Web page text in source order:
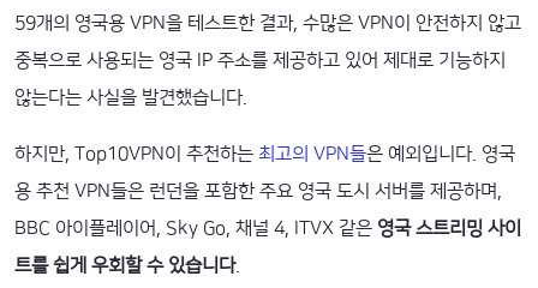
59개의 영국용 VPN을 테스트한 결과, 수많은 VPN이 안전하지 않고
중복으로 사용되는 영국 IP 주소를 제공하고 있어 제대로 기능하지
않는다는 사실을 발견했습니다.
하지만, Top10VPN이 추천하는 최고의 VPN들은 예외입니다. 영국
용 추천 VPN들은 런던을 포함한 주요 영국 도시 서버를 제공하며,
BBC 아이플레이어, Sky Go, 채널 4, ITVX 같은 영국 스트리밍 사이
트를 쉽게 우회할 수 있습니다.